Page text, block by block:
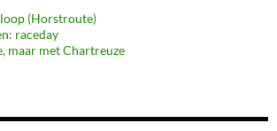
(Horstroute)
raceday
maar met Chartreuze